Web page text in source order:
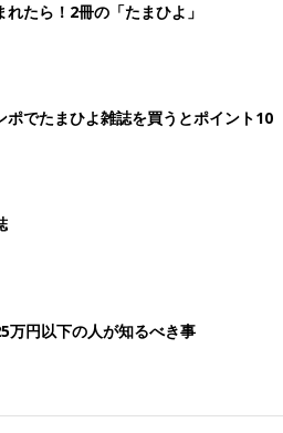
たら！2冊の「たまひよ」
ポでたまひよ雑誌を買うとポイント10
万円以下の人が知るべき事